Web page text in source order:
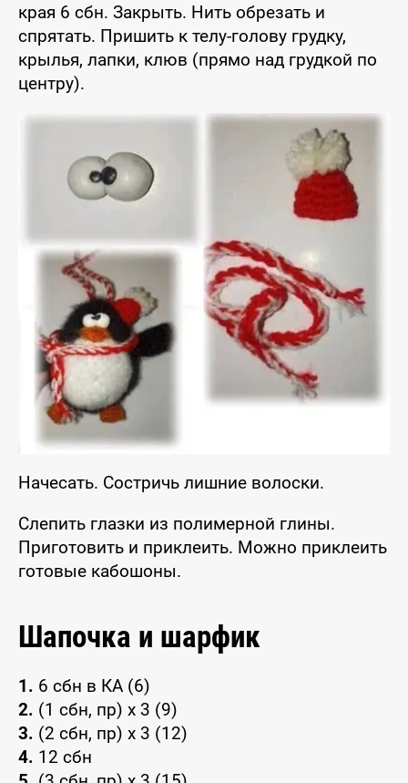
края 6 сбн. Закрыть. Нить обрезать и
спрятать. Пришить к телу-голову грудку,
крылья, лапки, клюв (прямо над грудкой по
центру).
Начесать. Состричь лишние волоски.
Слепить глазки из полимерной глины.
Приготовить и приклеить. Можно приклеить
готовые кабошоны.
Шапочка и шарфик
1. 6 сбн в КА (6)
2. (1 сбн, пр) х 3 (9)
3. (2 сбн, пр) х 3 (12)
4. 12 сбн